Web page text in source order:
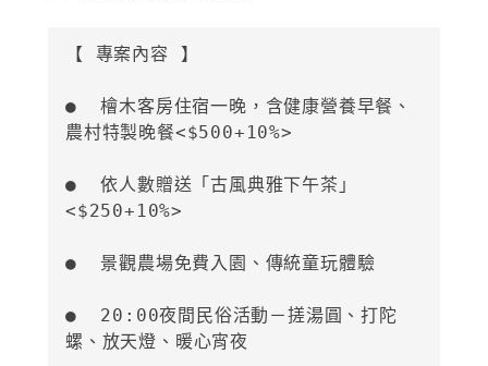
【 專案內容 】
●  檜木客房住宿一晚，含健康營養早餐、
農村特製晚餐<$500+10%>
●  依人數贈送「古風典雅下午茶」
<$250+10%>
●  景觀農場免費入園、傳統童玩體驗
●  20:00夜間民俗活動－搓湯圓、打陀
螺、放天燈、暖心宵夜